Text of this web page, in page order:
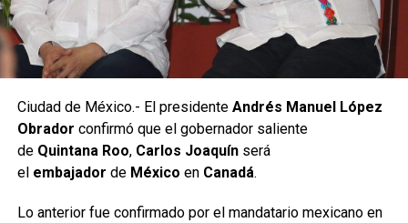
Ciudad de México.- El presidente Andrés Manuel López
Obrador confirmó que el gobernador saliente
de Quintana Roo, Carlos Joaquín será
el embajador de México en Canadá.
Lo anterior fue confirmado por el mandatario mexicano en